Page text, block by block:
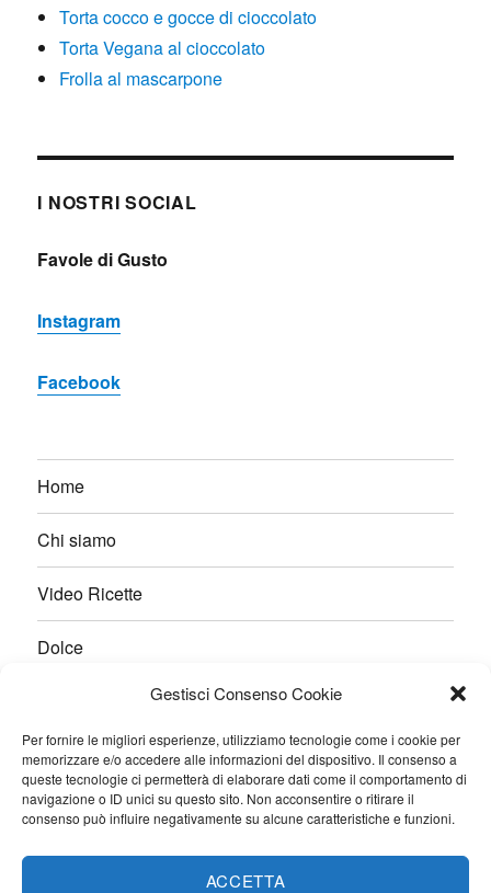
Gestisci Consenso Cookie
Per fornire le migliori esperienze, utilizziamo tecnologie come i cookie per
memorizzare e/o accedere alle informazioni del dispositivo. Il consenso a
queste tecnologie ci permetterà di elaborare dati come il comportamento di
navigazione o ID unici su questo sito. Non acconsentire o ritirare il
consenso può influire negativamente su alcune caratteristiche e funzioni.
ACCETTA
Torta cocco e gocce di cioccolato
Torta Vegana al cioccolato
Frolla al mascarpone
I NOSTRI SOCIAL
Favole di Gusto
Instagram
Facebook
Home
Chi siamo
Video Ricette
Dolce
Pane e Lievitati
Ricette veloci
Contatti